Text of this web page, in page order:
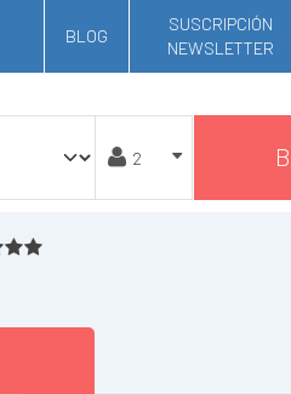
BLOG
SUSCRIPCIÓN
NEWSLETTER